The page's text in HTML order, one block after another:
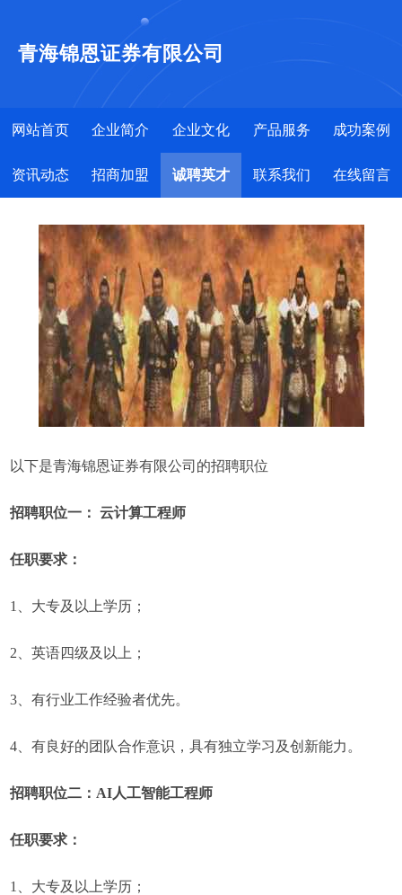
青海锦恩证券有限公司
网站首页 企业简介 企业文化 产品服务 成功案例
资讯动态 招商加盟 诚聘英才 联系我们 在线留言
以下是青海锦恩证券有限公司的招聘职位
招聘职位一： 云计算工程师
任职要求：
1、大专及以上学历；
2、英语四级及以上；
3、有行业工作经验者优先。
4、有良好的团队合作意识，具有独立学习及创新能力。
招聘职位二：AI人工智能工程师
任职要求：
1、大专及以上学历；